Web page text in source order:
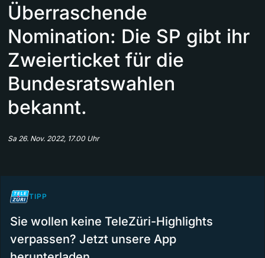
Überraschende
Nomination: Die SP gibt ihr
Zweierticket für die
Bundesratswahlen
bekannt.
Sa 26. Nov. 2022, 17.00 Uhr
TIPP
Sie wollen keine TeleZüri-Highlights
verpassen? Jetzt unsere App